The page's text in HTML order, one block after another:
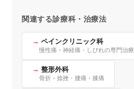
関連する診療科・治療法
ペインクリニック科
慢性痛・神経痛・しびれの専門治療
整形外科
骨折・捻挫・腰痛・膝痛